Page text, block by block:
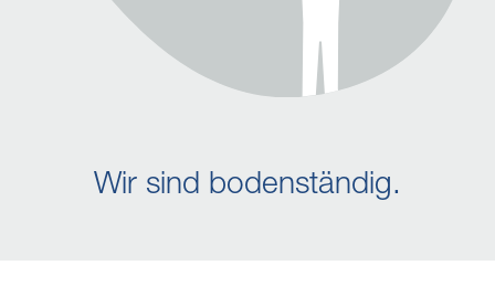
Wir sind bodenständig.